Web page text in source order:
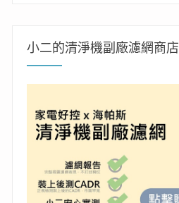
小二的清淨機副廠濾網商店